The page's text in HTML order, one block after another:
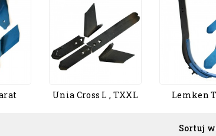
Unia Cross L , TXXL Lemken
Sortuj